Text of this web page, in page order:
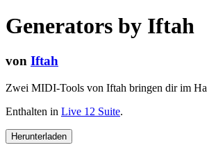
Generators by Iftah
von Iftah
Zwei MIDI-Tools von Iftah bringen dir im
Enthalten in Live 12 Suite.
Herunterladen